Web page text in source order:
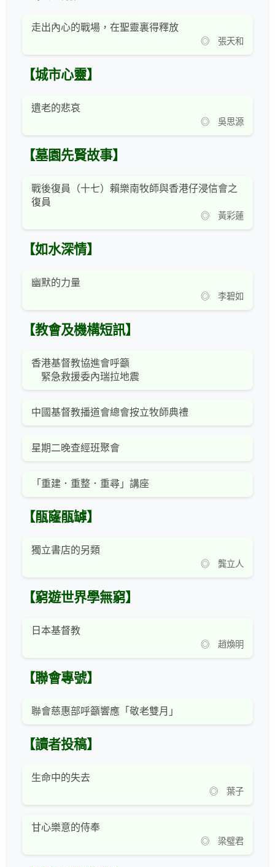
走出內心的戰場，在聖靈裏得釋放
◎ 張天和
【城市心靈】
遺老的悲哀
◎ 吳思源
【墓園先賢故事】
戰後復員（十七）賴樂南牧師與香港仔浸信會之
復員
◎ 黃彩蓮
【如水深情】
幽默的力量
◎ 李碧如
【教會及機構短訊】
香港基督教協進會呼籲
緊急救援委內瑞拉地震
中國基督教播道會總會按立牧師典禮
星期二晚查經班聚會
「重建．重整．重尋」講座
【瓹窿瓹罅】
獨立書店的另類
◎ 龔立人
【窮遊世界學無窮】
日本基督教
◎ 趙煥明
【聯會專號】
聯會慈惠部呼籲響應「敬老雙月」
【讀者投稿】
生命中的失去
◎ 葉子
甘心樂意的侍奉
◎ 梁璧君